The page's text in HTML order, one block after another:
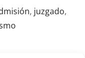
, juzgado,